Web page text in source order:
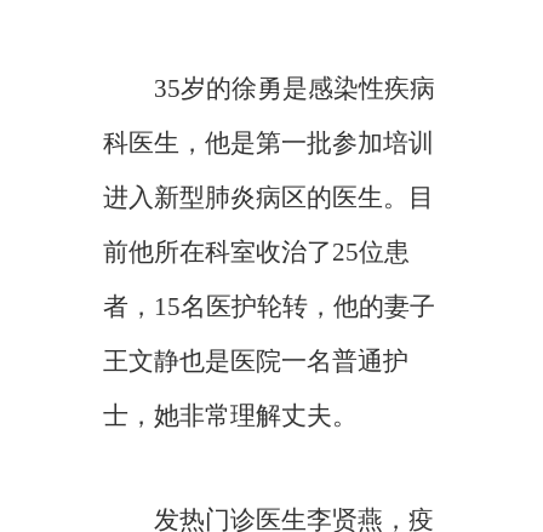
35岁的徐勇是感染性疾病
科医生，他是第一批参加培训
进入新型肺炎病区的医生。目
前他所在科室收治了25位患
者，15名医护轮转，他的妻子
王文静也是医院一名普通护
士，她非常理解丈夫。
发热门诊医生李贤燕，疫